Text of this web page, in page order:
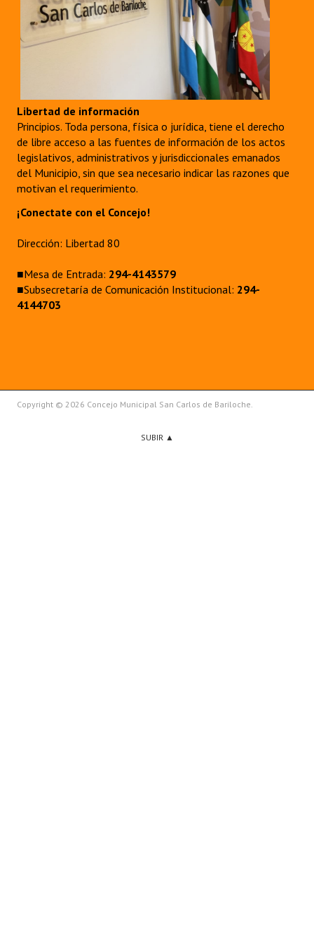
Libertad de información
Principios. Toda persona, física o jurídica, tiene el derecho
de libre acceso a las fuentes de información de los actos
legislativos, administrativos y jurisdiccionales emanados
del Municipio, sin que sea necesario indicar las razones que
motivan el requerimiento.
¡Conectate con el Concejo!
Dirección: Libertad 80
■Mesa de Entrada: 294-4143579
■Subsecretaría de Comunicación Institucional: 294-
4144703
Copyright © 2026 Concejo Municipal San Carlos de Bariloche.
SUBIR ▲